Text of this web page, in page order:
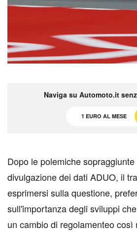
Naviga su Automoto.it
1 EURO AL MESE
Dopo le polemiche
divulgazione dei dati ADUO, il
esprimersi sulla questione,
sull'importanza degli sviluppi
un cambio di regolamenteo così